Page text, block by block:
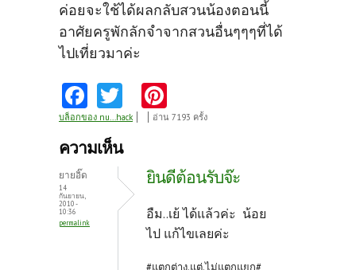
ค่อยจะใช้ได้ผลกลับสวนน้องตอนนี้
อาศัยครูพักลักจำจากสวนอื่นๆๆๆที่ได้
ไปเที่ยวมาค่ะ
Fa
ce
b
k
w
itt
nt
es
t
บล็อกของ nu...hack อ่าน 7193 ครั้ง
ความเห็น
ยายอิ๊ด
14
กันยายน,
2010 -
10:36
permalink
ยินดีต้อนรับจ๊ะ
อืม..เย้ ได้แล้วค่ะ น้อย
ไป แก้ไขเลยค่ะ
#แตกต่าง.แต่.ไม่แตกแยก#